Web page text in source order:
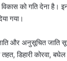
विकास को गति देना है।
गया।
और अनुसूचित जाति
डिहारी कोरवा, बघेल